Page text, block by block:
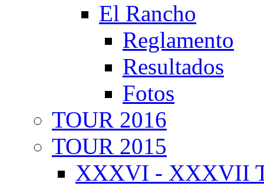
El Rancho
Reglamento
Resultados
Fotos
TOUR 2016
TOUR 2015
XXXVI - XXXVII